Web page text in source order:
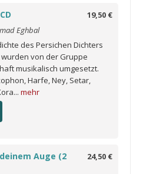
19,50 €
Eghbal
des Persichen Dichters
von der Gruppe
musikalisch umgesetzt.
Harfe, Ney, Setar,
mehr
24,50 €
Auge (2